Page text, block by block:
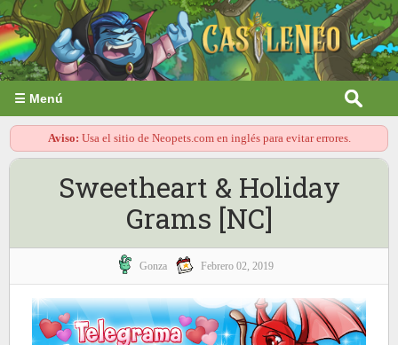
☰ Menú
Aviso: Usa el sitio de Neopets.com en inglés para evitar errores.
Sweetheart & Holiday
Grams [NC]
Gonza Febrero 02, 2019